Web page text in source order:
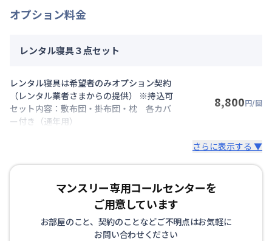
オプション料金
レンタル寝具３点セット
レンタル寝具は希望者のみオプション契約
（レンタル業者さまからの提供） ※持込可
セット内容：敷布団・掛布団・枕 各カバ
ー付き（通年用）
8,800円/回
さらに表示する ▼
マンスリー専用コールセンターを
ご用意しています
お部屋のこと、契約のことなどご不明点はお気軽に
お問い合わせください